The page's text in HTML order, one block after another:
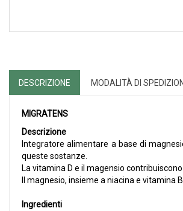
DESCRIZIONE MODALITÀ DI
MIGRATENS
Descrizione
Integratore alimentare a base di
queste sostanze.
La vitamina D e il magensio
Il magnesio, insieme a niacina e
Ingredienti